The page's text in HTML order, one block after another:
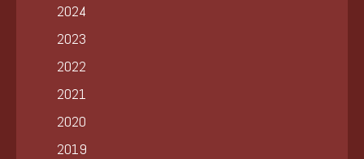
2024
2023
2022
2021
2020
2019